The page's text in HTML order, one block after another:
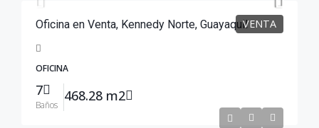
VENTA
Oficina en Venta, Kennedy Norte, Guayaquil
OFICINA
7
Baños
468.28 m2